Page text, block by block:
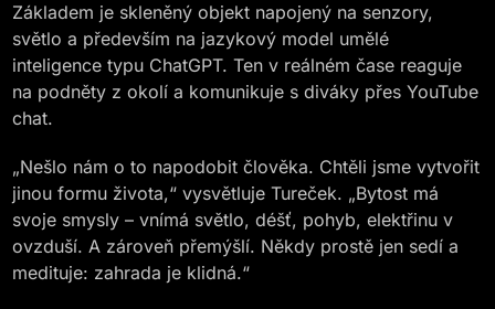
Základem je skleněný objekt napojený na senzory,
světlo a především na jazykový model umělé
inteligence typu ChatGPT. Ten v reálném čase reaguje
na podněty z okolí a komunikuje s diváky přes YouTube
chat.
„Nešlo nám o to napodobit člověka. Chtěli jsme vytvořit
jinou formu života,“ vysvětluje Tureček. „Bytost má
svoje smysly – vnímá světlo, déšť, pohyb, elektřinu v
ovzduší. A zároveň přemýšlí. Někdy prostě jen sedí a
medituje: zahrada je klidná.“